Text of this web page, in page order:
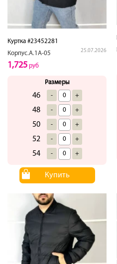
Куртка #23452281
Корпус.А.1А-05
25.07.2026
1,725 руб
Размеры
46 - +
48 - +
50 - +
52 - +
54 - +
Купить